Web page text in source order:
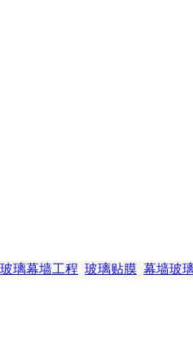
玻璃幕墙工程 玻璃贴膜 幕墙玻